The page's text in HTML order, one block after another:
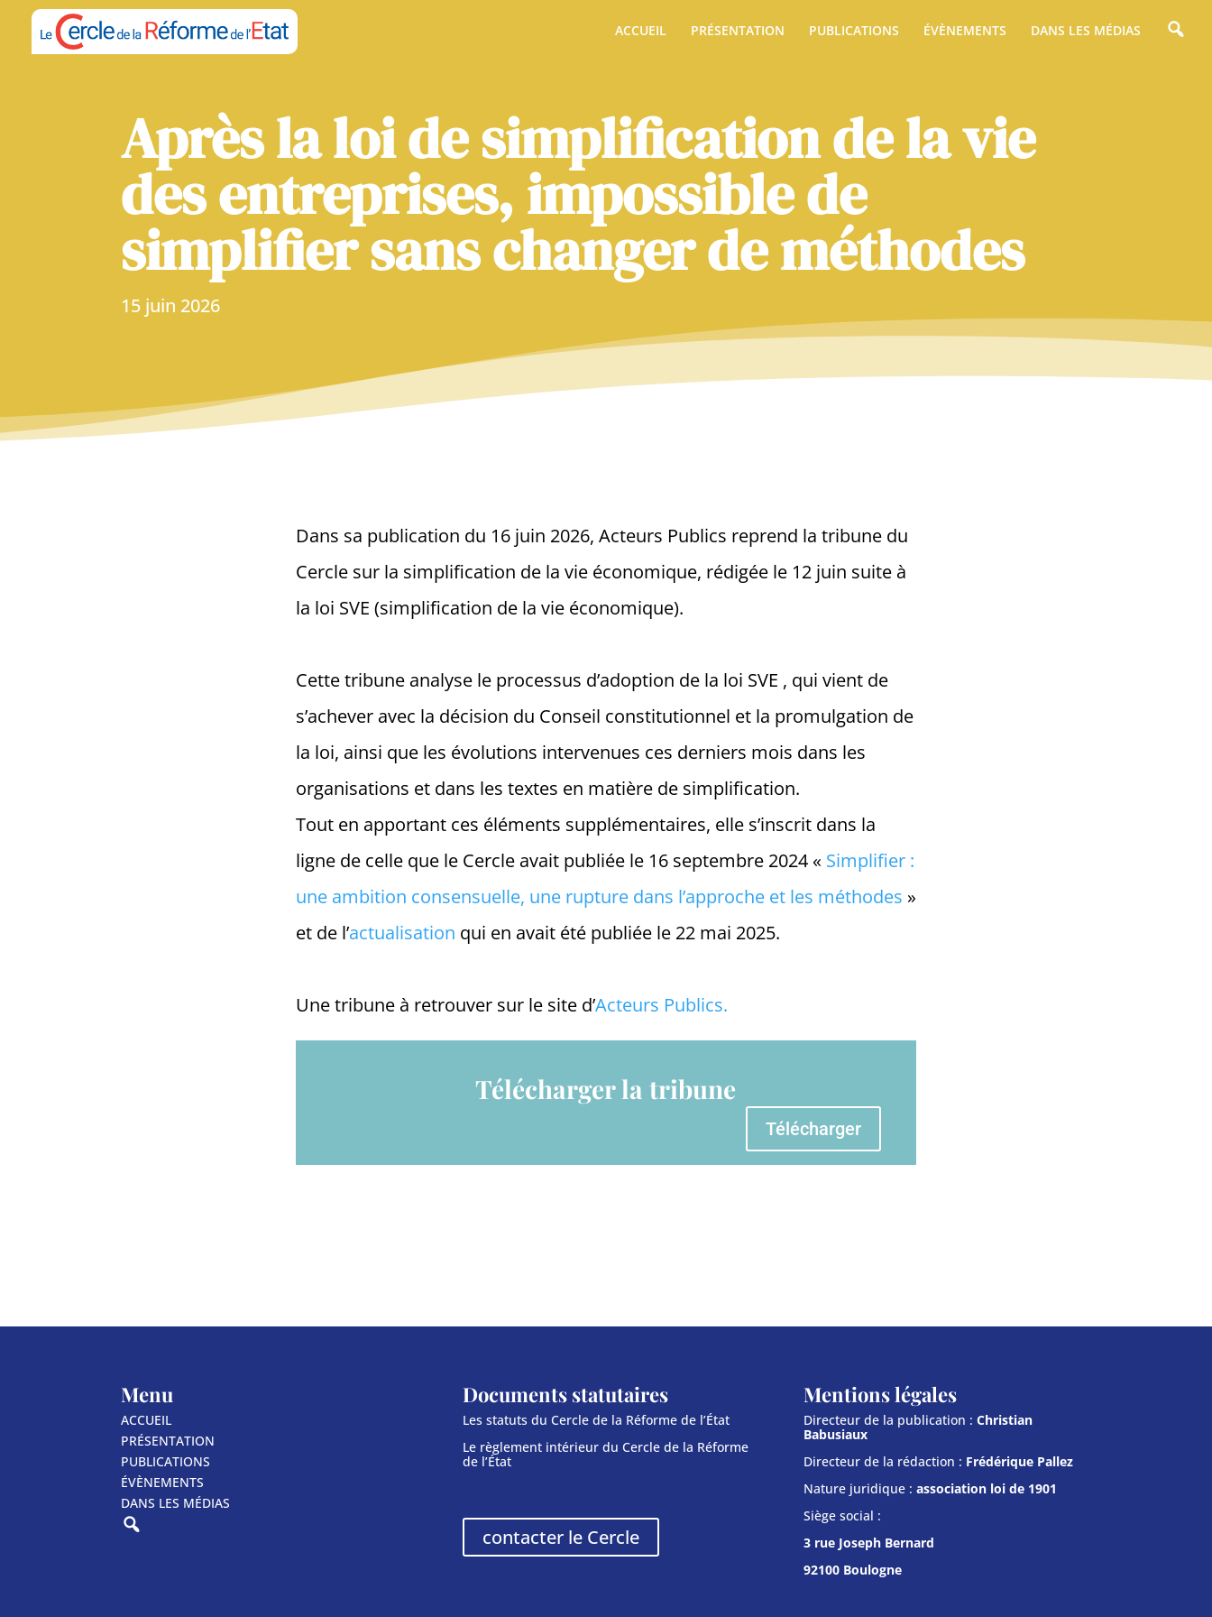
ACCUEIL PRÉSENTATION PUBLICATIONS ÉVÈNEMENTS DANS LES MÉDIAS
Après la loi de simplification de la vie
des entreprises, impossible de
simplifier sans changer de méthodes
15 juin 2026
Dans sa publication du 16 juin 2026, Acteurs Publics reprend la tribune du
Cercle sur la simplification de la vie économique, rédigée le 12 juin suite à
la loi SVE (simplification de la vie économique).
Cette tribune analyse le processus d’adoption de la loi SVE , qui vient de
s’achever avec la décision du Conseil constitutionnel et la promulgation de
la loi, ainsi que les évolutions intervenues ces derniers mois dans les
organisations et dans les textes en matière de simplification.
Tout en apportant ces éléments supplémentaires, elle s’inscrit dans la
ligne de celle que le Cercle avait publiée le 16 septembre 2024 « Simplifier :
une ambition consensuelle, une rupture dans l’approche et les méthodes »
et de l’actualisation qui en avait été publiée le 22 mai 2025.
Une tribune à retrouver sur le site d’Acteurs Publics.
Télécharger la tribune
Télécharger
Menu
ACCUEIL
PRÉSENTATION
PUBLICATIONS
ÉVÈNEMENTS
DANS LES MÉDIAS
Documents statutaires
Les statuts du Cercle de la Réforme de l’État
Le règlement intérieur du Cercle de la Réforme
de l’État
contacter le Cercle
Mentions légales
Directeur de la publication : Christian
Babusiaux
Directeur de la rédaction : Frédérique Pallez
Nature juridique : association loi de 1901
Siège social :
3 rue Joseph Bernard
92100 Boulogne